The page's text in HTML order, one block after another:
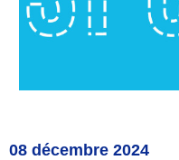
08 décembre 2024